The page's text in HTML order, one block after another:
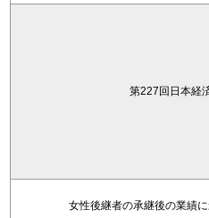
第227回日本経
女性後継者の承継後の業績